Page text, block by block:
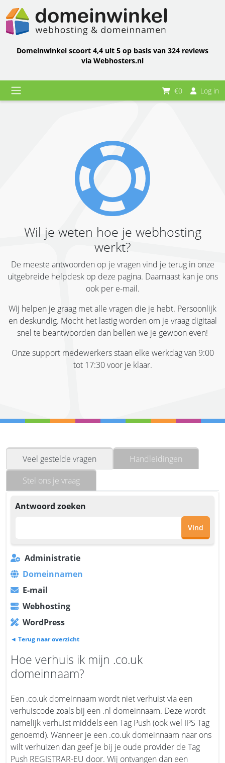
Domeinwinkel scoort 4,4 uit 5 op basis van 324 reviews
via Webhosters.nl
€0 Log in
Wil je weten hoe je webhosting
werkt?
De meeste antwoorden op je vragen vind je terug in onze
uitgebreide helpdesk op deze pagina. Daarnaast kan je ons
ook per e-mail.
Wij helpen je graag met alle vragen die je hebt. Persoonlijk
en deskundig. Mocht het lastig worden om je vraag digitaal
snel te beantwoorden dan bellen we je gewoon even!
Onze support medewerkers staan elke werkdag van 9:00
tot 17:30 voor je klaar.
Veel gestelde vragen
Handleidingen
Stel ons je vraag
Antwoord zoeken
Vind
Administratie
Domeinnamen
E-mail
Webhosting
WordPress
◄ Terug naar overzicht
Hoe verhuis ik mijn .co.uk
domeinnaam?
Een .co.uk domeinnaam wordt niet verhuist via een
verhuiscode zoals bij een .nl domeinnaam. Deze wordt
namelijk verhuist middels een Tag Push (ook wel IPS Tag
genoemd). Wanneer je een .co.uk domeinnaam naar ons
wilt verhuizen dan geef je bij je oude provider de Tag
Push REGISTRAR-EU door. Wij ontvangen dan een